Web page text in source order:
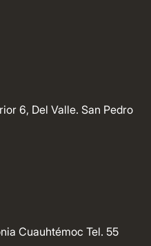
6, Del Valle. San Pedro
Cuauhtémoc Tel. 55